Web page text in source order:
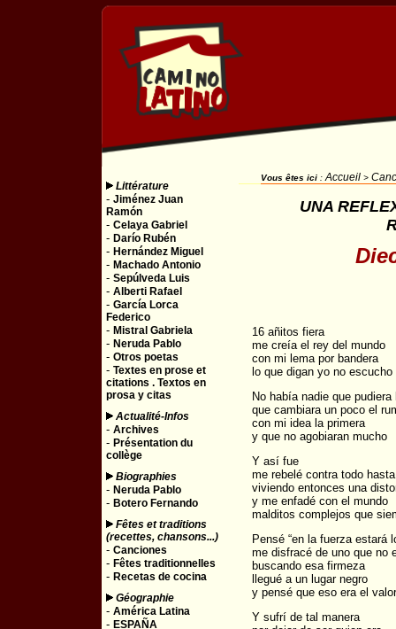
Littérature
- Jiménez Juan
Ramón
- Celaya Gabriel
- Darío Rubén
- Hernández Miguel
- Machado Antonio
- Sepúlveda Luis
- Alberti Rafael
- García Lorca
Federico
- Mistral Gabriela
- Neruda Pablo
- Otros poetas
- Textes en prose et
citations . Textos en
prosa y citas
Actualité-Infos
- Archives
- Présentation du
collège
Biographies
- Neruda Pablo
- Botero Fernando
Fêtes et traditions
(recettes, chansons...)
- Canciones
- Fêtes traditionnelles
- Recetas de cocina
Géographie
- América Latina
- ESPAÑA
Vous êtes ici : Accueil >
UNA
16 añitos fiera
me creía el rey del mundo
con mi lema por bandera
lo que digan yo no escucho
No había nadie que pudiera
que cambiara un poco el
con mi idea la primera
y que no agobiaran mucho
Y así fue
me rebelé contra todo
viviendo entonces una
y me enfadé con el mundo
malditos complejos que
Pensé “en la fuerza estará
me disfracé de uno que no
buscando esa firmeza
llegué a un lugar negro
y pensé que eso era el valor
Y sufrí de tal manera